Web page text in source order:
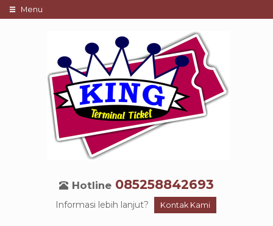
Menu
Hotline 085258842693
Informasi lebih lanjut? Kontak Kami